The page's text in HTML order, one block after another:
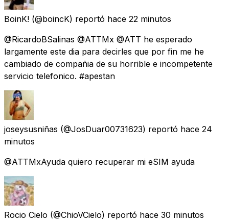
BoinK! (@boincK) reportó hace 22 minutos
@RicardoBSalinas @ATTMx @ATT he esperado
largamente este dia para decirles que por fin me he
cambiado de compañia de su horrible e incompetente
servicio telefonico. #apestan
joseysusniñas (@JosDuar00731623) reportó hace 24
minutos
@ATTMxAyuda quiero recuperar mi eSIM ayuda
Rocio Cielo (@ChioVCielo) reportó hace 30 minutos